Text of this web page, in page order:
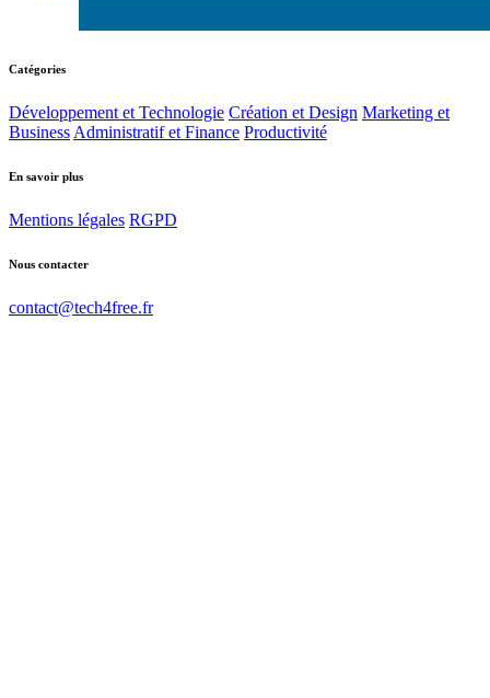
Catégories
Développement et Technologie Création et Design Marketing et
Business Administratif et Finance Productivité
En savoir plus
Mentions légales RGPD
Nous contacter
contact@tech4free.fr